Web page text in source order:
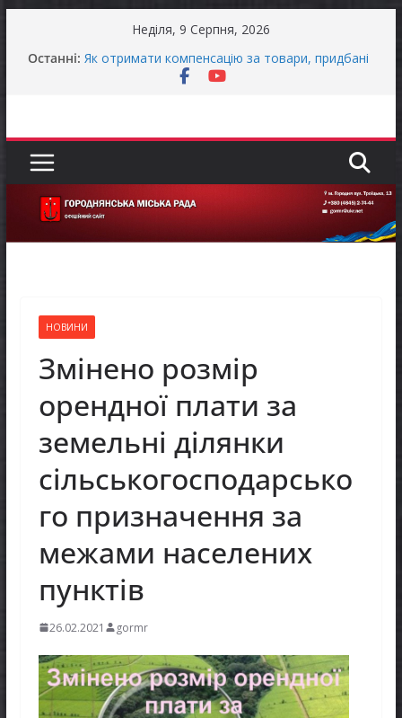
Неділя, 9 Серпня, 2026
Останні: Як отримати компенсацію за товари, придбані
для ветеранського бізнесу
МОВЧАННЯ
ЗАГАЛЬНОНАЦІОНАЛЬНА ХВИЛИНА
МОВЧАННЯ
НОВИНИ
Змінено розмір
орендної плати за
земельні ділянки
сільськогосподарсько
го призначення за
межами населених
пунктів
26.02.2021 gormr